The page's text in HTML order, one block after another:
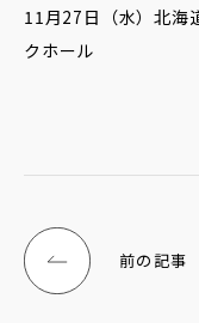
11月27日（水）北海
クホール